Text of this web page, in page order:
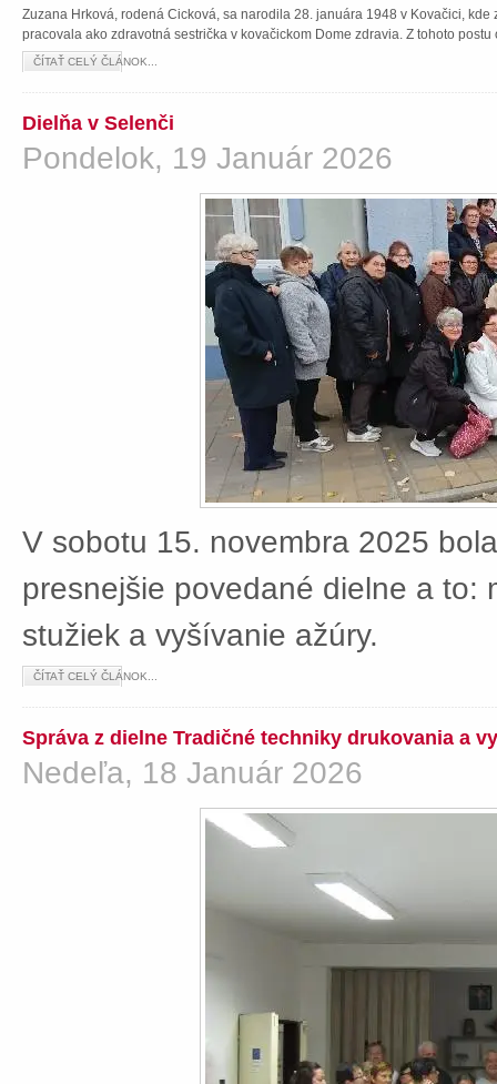
Zuzana Hrková, rodená Cicková, sa narodila 28. januára 1948 v Kovačici,
pracovala ako zdravotná sestrička v kovačickom Dome zdravia. Z tohoto
ČÍTAŤ CELÝ ČLÁNOK...
Dielňa v Selenči
Pondelok, 19 Január 2026
V sobotu 15. novembra 2025
presnejšie povedané dielne a to:
stužiek a vyšívanie ažúry.
ČÍTAŤ CELÝ ČLÁNOK...
Správa z dielne Tradičné techniky drukovania a
Nedeľa, 18 Január 2026